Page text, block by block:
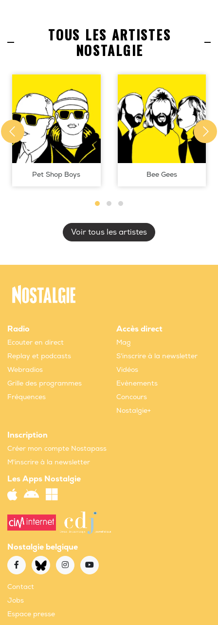
TOUS LES ARTISTES
NOSTALGIE
Pet Shop Boys Bee Gees
Voir tous les artistes
Radio
Ecouter en direct
Replay et podcasts
Webradios
Grille des programmes
Fréquences
Accès direct
Mag
S'inscrire à la newsletter
Vidéos
Evènements
Concours
Nostalgie+
Inscription
Créer mon compte Nostapass
M'inscrire à la newsletter
Les Apps Nostalgie
Nostalgie belgique
Contact
Jobs
Espace presse